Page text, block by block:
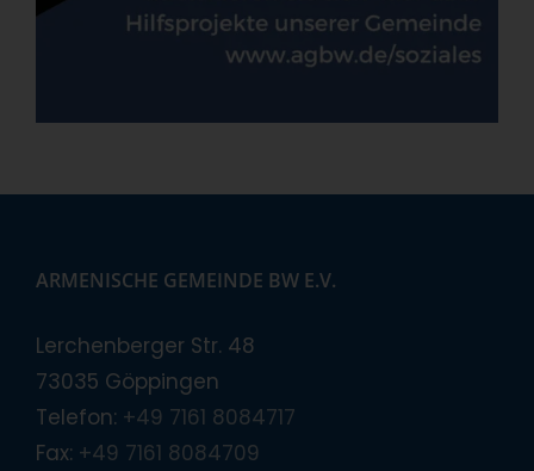
ARMENISCHE GEMEINDE BW E.V.
Lerchenberger Str. 48
73035 Göppingen
Telefon: +49 7161 8084717
Fax: +49 7161 8084709